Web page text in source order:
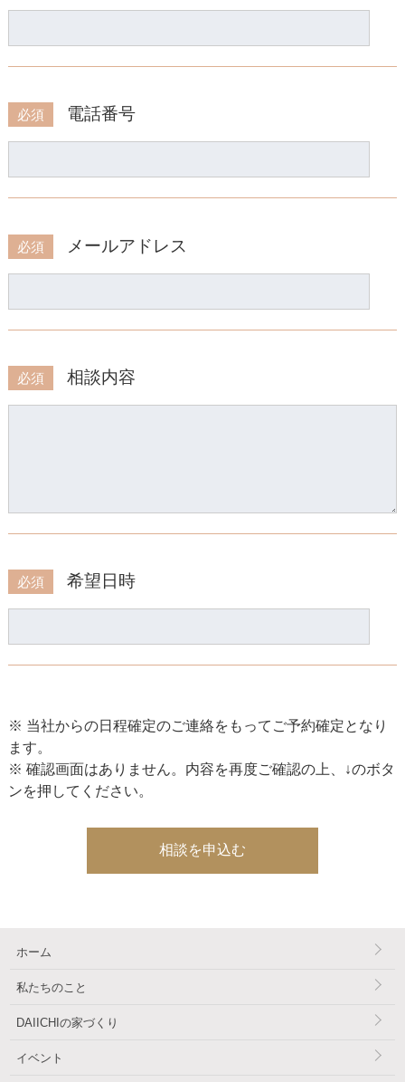
必須 電話番号
必須 メールアドレス
必須 相談内容
必須 希望日時
※ 当社からの日程確定のご連絡をもってご予約確定となり
ます。
※ 確認画面はありません。内容を再度ご確認の上、↓のボタ
ンを押してください。
ホーム
私たちのこと
DAIICHIの家づくり
イベント